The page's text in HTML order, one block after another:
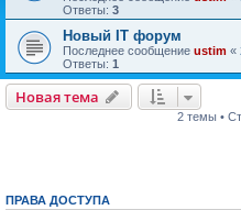
Ответы: 3
Новый IT форум
Последнее сообщение ustim «
Ответы: 1
Новая тема
2 темы •
ПРАВА ДОСТУПА